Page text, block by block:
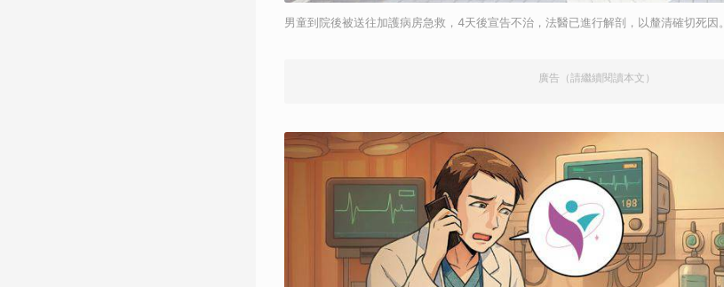
男童到院後被送往加護病房急救，4天後宣告不治，法醫已進行解剖，以釐清確切死因。
廣告（請繼續閱讀本文）